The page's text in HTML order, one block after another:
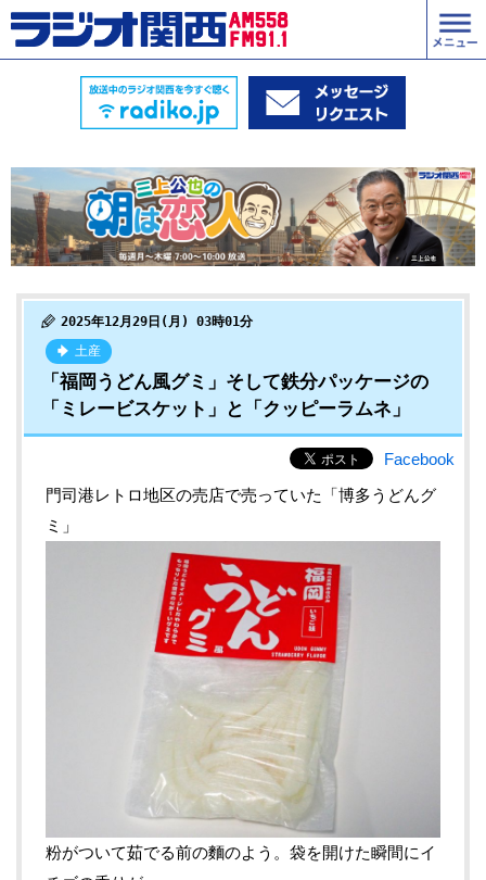
2025年12月29日(月) 03時01分
土産
「福岡うどん風グミ」そして鉄分パッケージの
「ミレービスケット」と「クッピーラムネ」
Facebook
門司港レトロ地区の売店で売っていた「博多うどんグ
ミ」
粉がついて茹でる前の麵のよう。袋を開けた瞬間にイ